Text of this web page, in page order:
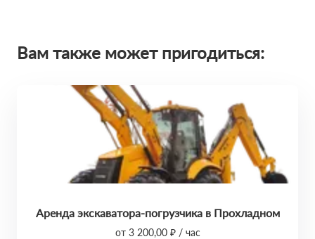
Вам также может пригодиться:
Аренда экскаватора-погрузчика в Прохладном
от 3 200,00 ₽ / час